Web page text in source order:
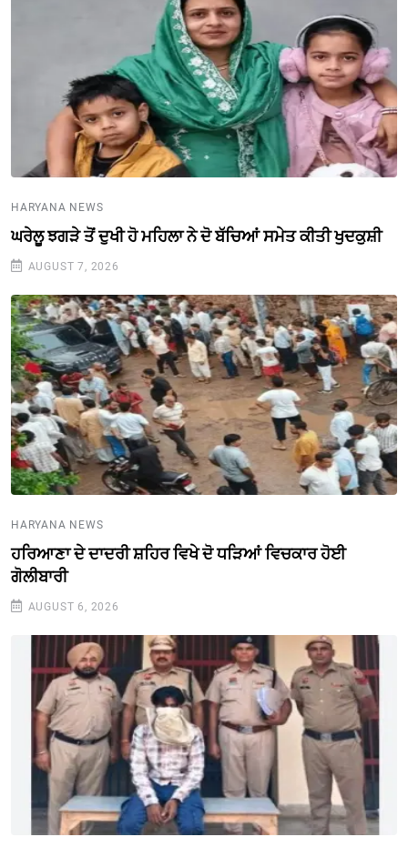
HARYANA NEWS
ਘਰੇਲੂ ਝਗੜੇ ਤੋਂ ਦੁਖੀ ਹੋ ਮਹਿਲਾ ਨੇ ਦੋ ਬੱਚਿਆਂ ਸਮੇਤ ਕੀਤੀ ਖੁਦਕੁਸ਼ੀ
AUGUST 7, 2026
HARYANA NEWS
ਹਰਿਆਣਾ ਦੇ ਦਾਦਰੀ ਸ਼ਹਿਰ ਵਿਖੇ ਦੋ ਧੜਿਆਂ ਵਿਚਕਾਰ ਹੋਈ
ਗੋਲੀਬਾਰੀ
AUGUST 6, 2026